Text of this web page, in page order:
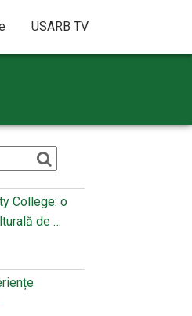
USARB TV
College: o
de …